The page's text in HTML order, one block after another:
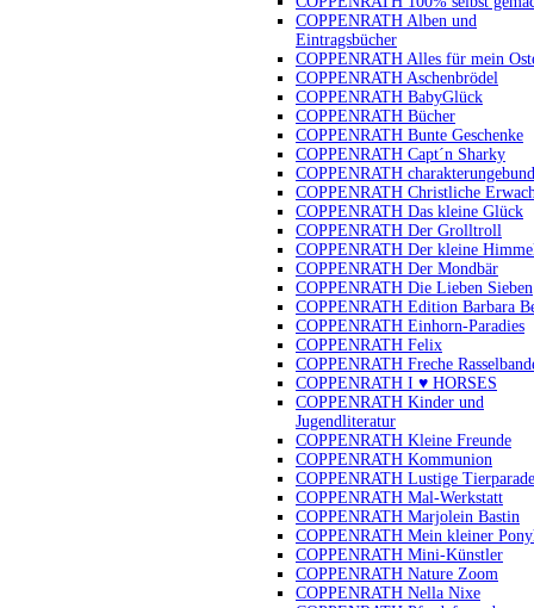
COPPENRATH Alben und
Eintragsbücher
COPPENRATH Alles für mein
COPPENRATH Aschenbrödel
COPPENRATH BabyGlück
COPPENRATH Bücher
COPPENRATH Bunte Geschenke
COPPENRATH Capt´n Sharky
COPPENRATH
COPPENRATH Christliche
COPPENRATH Das kleine Glück
COPPENRATH Der Grolltroll
COPPENRATH Der kleine
COPPENRATH Der Mondbär
COPPENRATH Die Lieben Sieben
COPPENRATH Edition Barbara
COPPENRATH Einhorn-Paradies
COPPENRATH Felix
COPPENRATH Freche
COPPENRATH I ♥ HORSES
COPPENRATH Kinder und
Jugendliteratur
COPPENRATH Kleine Freunde
COPPENRATH Kommunion
COPPENRATH Lustige Tierparade
COPPENRATH Mal-Werkstatt
COPPENRATH Marjolein Bastin
COPPENRATH Mein kleiner
COPPENRATH Mini-Künstler
COPPENRATH Nature Zoom
COPPENRATH Nella Nixe